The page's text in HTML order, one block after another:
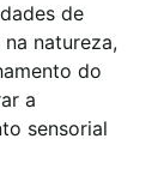
de
natureza,
do
a
sensorial